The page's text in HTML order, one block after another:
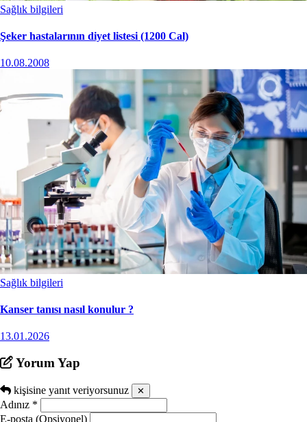
Sağlık bilgileri
Şeker hastalarının diyet listesi (1200 Cal)
10.08.2008
Sağlık bilgileri
Kanser tanısı nasıl konulur ?
13.01.2026
Yorum Yap
kişisine yanıt veriyorsunuz ✕
Adınız *
E-posta (Opsiyonel)